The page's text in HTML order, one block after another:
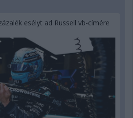
esélyt ad Russell vb-címére